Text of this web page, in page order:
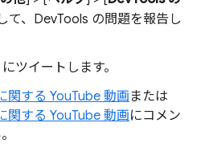
て、DevTools の問題を報告し
にツイートします。
関する YouTube 動画 または
関する YouTube 動画にコメン